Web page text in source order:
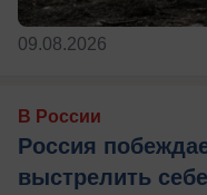
09.08.2026
В России
Россия
выстрелить